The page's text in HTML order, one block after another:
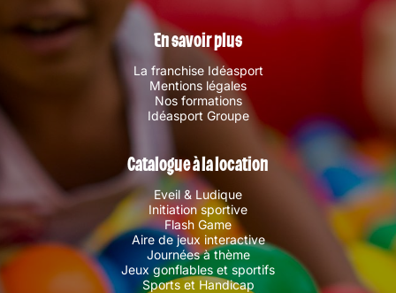
En savoir plus
La franchise Idéasport
Mentions légales
Nos formations
Idéasport Groupe
Catalogue à la location
Eveil & Ludique
Initiation sportive
Flash Game
Aire de jeux interactive
Journées à thème
Jeux gonflables et sportifs
Sports et Handicap